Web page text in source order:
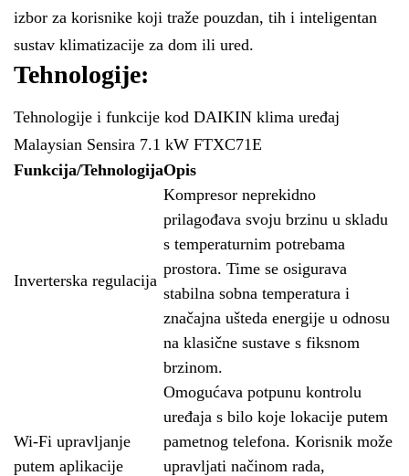
izbor za korisnike koji traže pouzdan, tih i inteligentan
sustav klimatizacije za dom ili ured.
Tehnologije:
Tehnologije i funkcije kod DAIKIN klima uređaj
Malaysian Sensira 7.1 kW FTXC71E
Funkcija/TehnologijaOpis
Inverterska regulacija
Kompresor neprekidno
prilagođava svoju brzinu u skladu
s temperaturnim potrebama
prostora. Time se osigurava
stabilna sobna temperatura i
značajna ušteda energije u odnosu
na klasične sustave s fiksnom
brzinom.
Wi-Fi upravljanje
putem aplikacije
Omogućava potpunu kontrolu
uređaja s bilo koje lokacije putem
pametnog telefona. Korisnik može
upravljati načinom rada,